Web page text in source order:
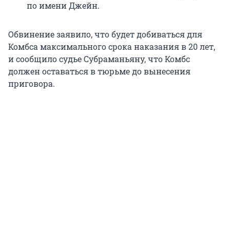
по имени Джейн.
Обвинение заявило, что будет добиваться для
Комбса максимального срока наказания в 20 лет,
и сообщило судье Субраманьяну, что Комбс
должен оставаться в тюрьме до вынесения
приговора.